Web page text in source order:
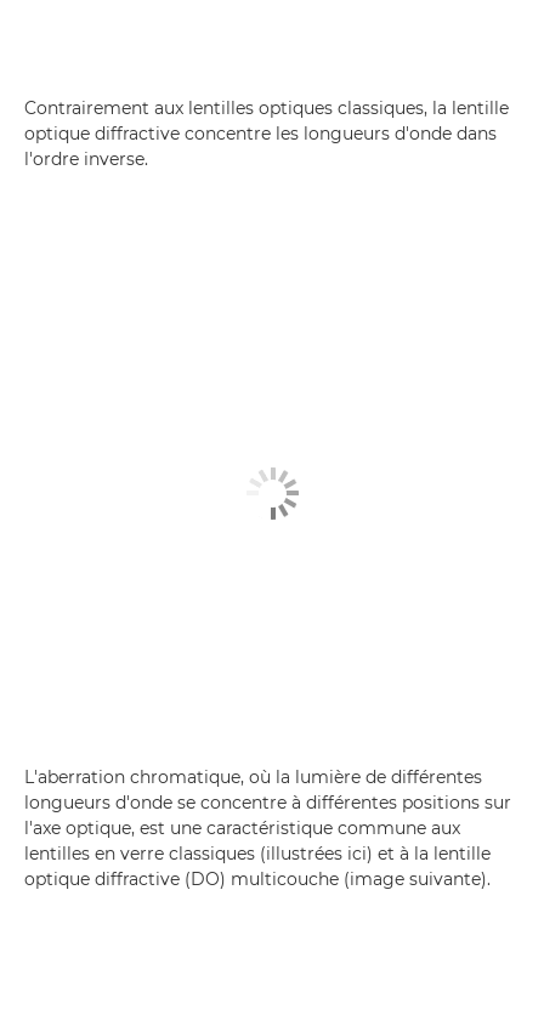
Contrairement aux lentilles optiques classiques, la lentille
optique diffractive concentre les longueurs d'onde dans
l'ordre inverse.
L'aberration chromatique, où la lumière de différentes
longueurs d'onde se concentre à différentes positions sur
l'axe optique, est une caractéristique commune aux
lentilles en verre classiques (illustrées ici) et à la lentille
optique diffractive (DO) multicouche (image suivante).